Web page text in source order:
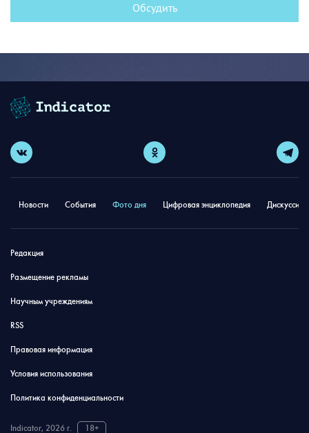
Обсудить
Новости События Фото дня Цифровая энциклопедия
Редакция
Размещение рекламы
Научным учреждениям
RSS
Правовая информация
Условия использования
Политика конфиденциальности
Indicator, 2026 г. 18+